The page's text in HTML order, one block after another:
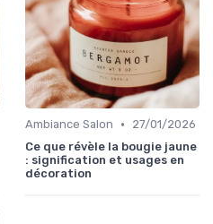
Ambiance Salon •
27/01/2026
Ce que révèle la bougie jaune
: signification et usages en
décoration